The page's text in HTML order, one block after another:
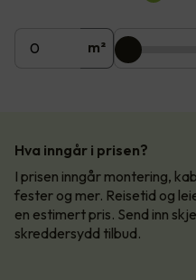
m²
Hva inngår i prisen?
I prisen inngår montering,
fester og mer. Reisetid og
en estimert pris. Send inn
skreddersydd tilbud.